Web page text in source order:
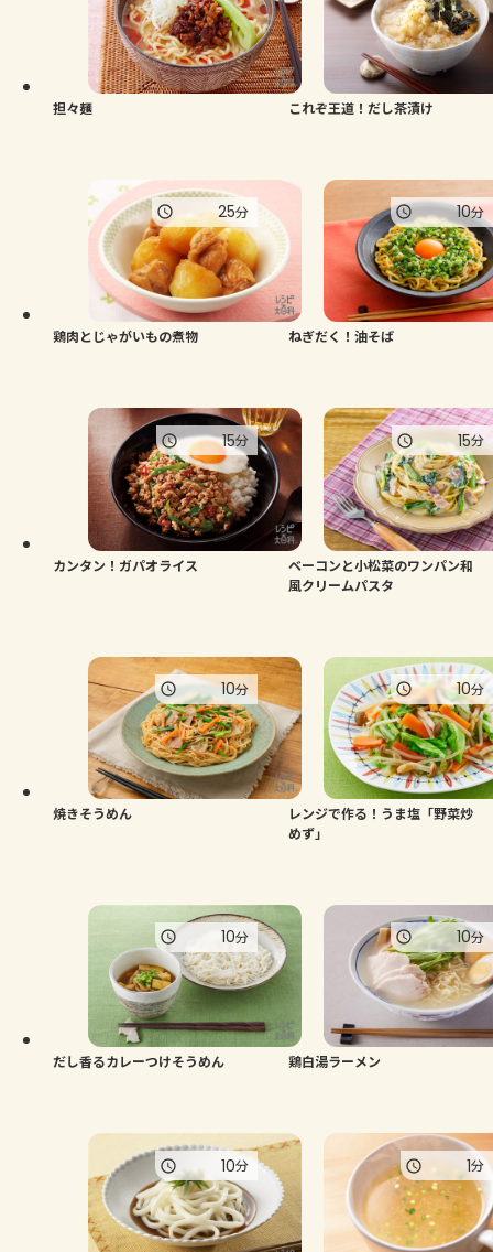
担々麺 これぞ王道！だし茶漬け
鶏肉とじゃがいもの煮物
25分
ねぎだく！油そば
10分
カンタン！ガパオライス
15分
ベーコンと小松菜のワンパン和
風クリームパスタ
15分
焼きそうめん
10分
レンジで作る！うま塩「野菜炒
めず」
10分
だし香るカレーつけそうめん
10分
鶏白湯ラーメン
10分
10分 1分